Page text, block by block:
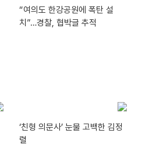
“여의도 한강공원에 폭탄 설
치”…경찰, 협박글 추적
‘친형 의문사’ 눈물 고백한 김정
렬